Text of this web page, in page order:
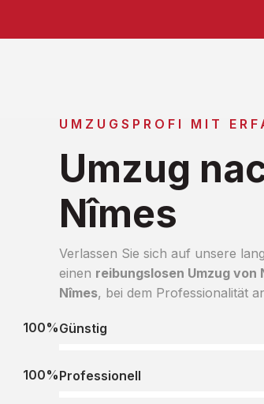
UMZUGSPROFI MIT
Umzug
Nîmes
Verlassen Sie sich auf unsere
einen reibungslosen Umzug von
Nîmes, bei dem Professionalität
Günstig
100%
Professionell
100%